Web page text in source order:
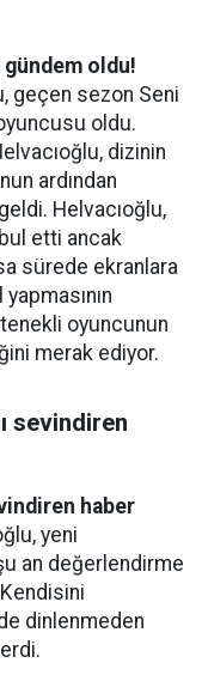
oldu!
geçen sezon Seni
oldu.
dizinin
ardından
Helvacıoğlu,
etti ancak
sürede ekranlara
oyuncunun
merak ediyor.
sevindiren
haber
yeni
an değerlendirme
dinlenmeden